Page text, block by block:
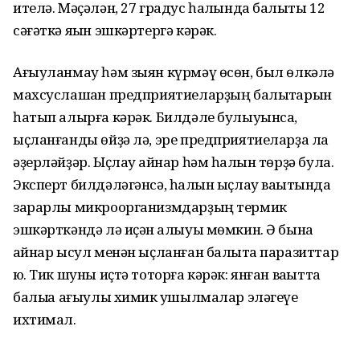
ителә. Мәҫәлән, 27 градус һалҡында балыҡты 12
сәғәткә яҡын эшкәртергә кәрәк.
Ағыуланмау һәм зыян күрмәү өсөн, был өлкәлә
махсуслашҡан предприятиеларҙың балыҡтарын
һатып алырға кәрәк. Билдәле булыуынса,
ыҫланғанды өйҙә лә, эре предприятиеларҙа ла
әҙерләйҙәр. Ыҫлау ҡайнар һәм һалҡын төрҙә була.
Эксперт билдәләгәнсә, һалҡын ыҫлау ваҡытында
зарарлы микроорганизмдарҙың термик
эшкәрткәндә лә иҫән ҡалыуы мөмкин. Ә бына
ҡайнар ысул менән ыҫланған балыҡта паразиттар
юҡ. Тик шуны иҫтә тоторға кәрәк: янған ваҡытта
балыҡҡа ағыулы химик ҡушылмалар эләгеүе
ихтимал.